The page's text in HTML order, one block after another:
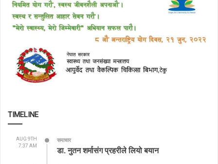
TIMELINE
AUG 9TH
7:37 AM
समाचार
डा. नुतन शर्मासंग प्रहरीले लियो बयान